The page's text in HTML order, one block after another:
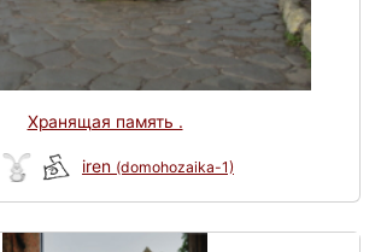
Хранящая память .
iren (domohozaika-1)